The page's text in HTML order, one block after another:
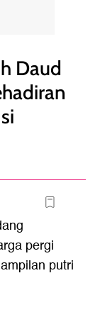
Daud
pergi
putri